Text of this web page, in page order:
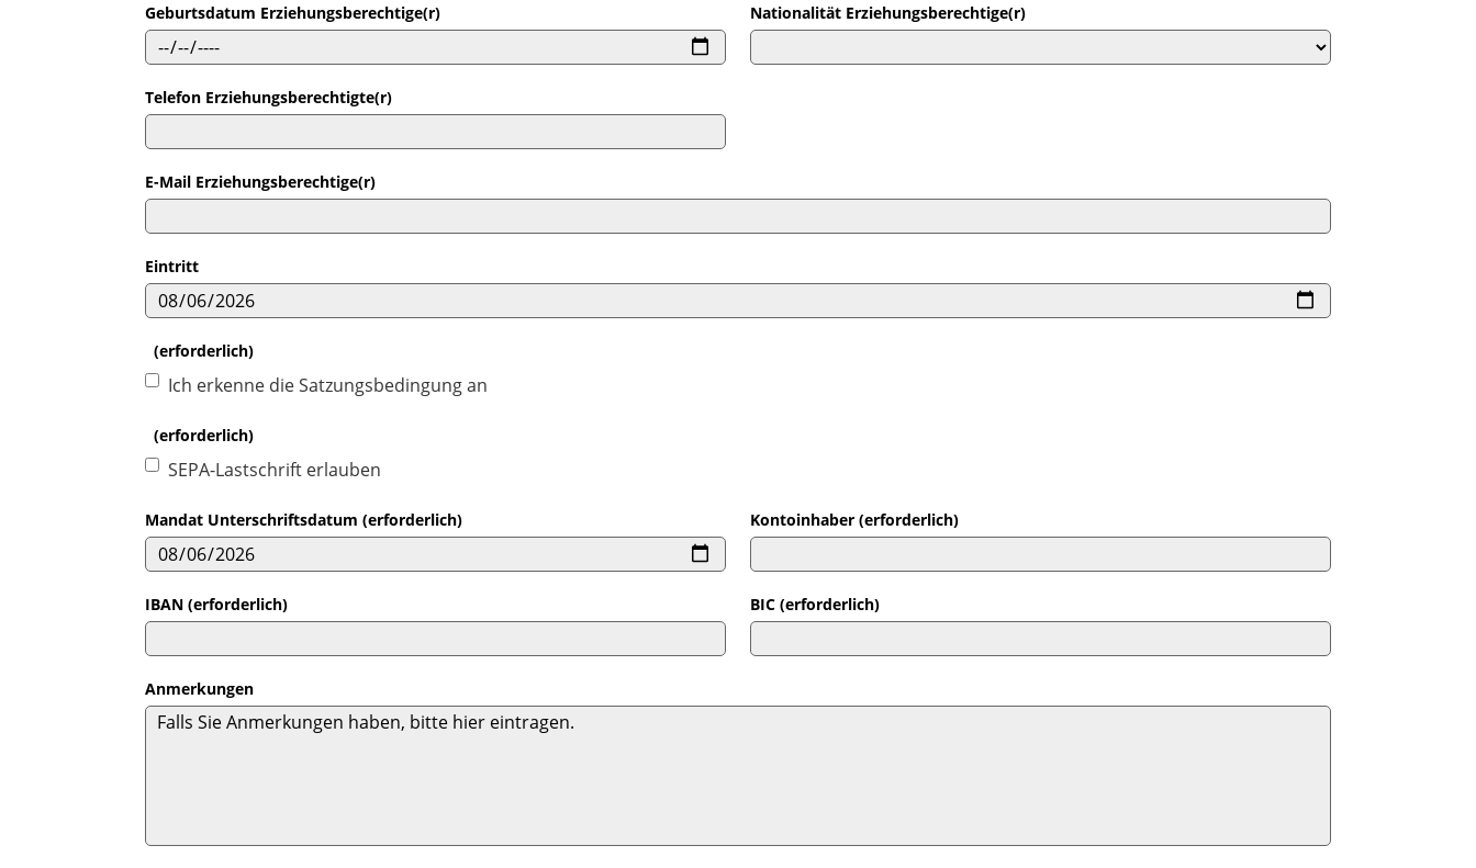
Geburtsdatum Erziehungsberechtige(r) Nationalität Erziehungsberechtige(r)
Telefon Erziehungsberechtigte(r)
E-Mail Erziehungsberechtige(r)
Eintritt
(erforderlich)
Ich erkenne die Satzungsbedingung an
(erforderlich)
SEPA-Lastschrift erlauben
Mandat Unterschriftsdatum (erforderlich) Kontoinhaber (erforderlich)
IBAN (erforderlich) BIC (erforderlich)
Anmerkungen